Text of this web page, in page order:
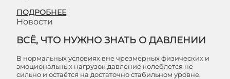
ПОДРОБНЕЕ
Новости
ВСЁ, ЧТО НУЖНО ЗНАТЬ О ДАВЛЕНИИ
В нормальных условиях вне чрезмерных физических и
эмоциональных нагрузок давление колеблется не
сильно и остаётся на достаточно стабильном уровне.